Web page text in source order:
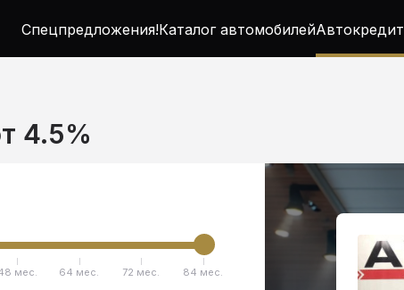
Спецпредложения!Каталог автомобилейАвтокредит
4.5%
мес. 64 мес. 72 мес. 84 мес.